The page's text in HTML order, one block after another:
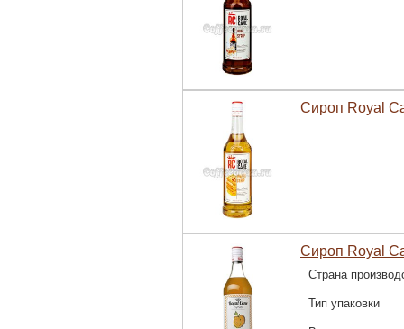
Сироп Royal
Сироп Royal
Страна
Тип упаковки